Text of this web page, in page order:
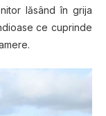
lăsând în grija
ce cuprinde